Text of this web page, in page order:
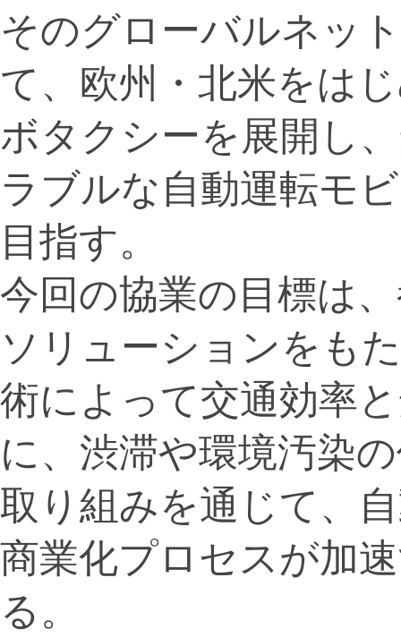
そのグローバルネッ
て、欧州・北米をは
ボタクシーを展開し
ラブルな自動運転モ
目指す。
今回の協業の目標は
ソリューションをも
術によって交通効率
に、渋滞や環境汚染
取り組みを通じて、
商業化プロセスが加
る。